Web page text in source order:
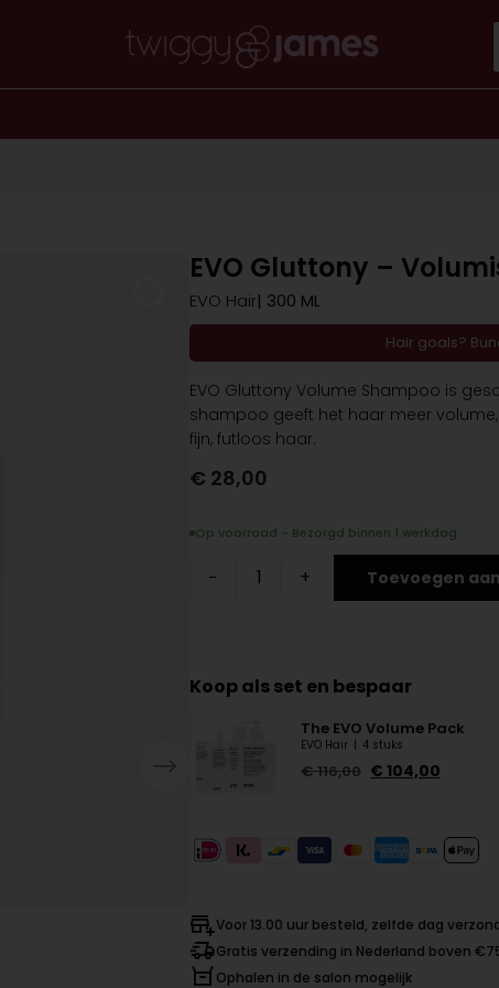
EVO Gluttony –
EVO Hair| 300 ML
Hair goals?
EVO Gluttony Volume Shampoo is
shampoo geeft het haar meer
fijn, futloos haar.
€ 28,00
Op voorraad - Bezorgd binnen 1 werkdag
− + Toevoegen
Koop als set en bespaar
The EVO Volume Pack
EVO Hair 4 stuks
€116,00 € 104,00
Voor 13.00 uur besteld, zelfde dag
Gratis verzending in Nederland boven
Ophalen in de salon mogelijk